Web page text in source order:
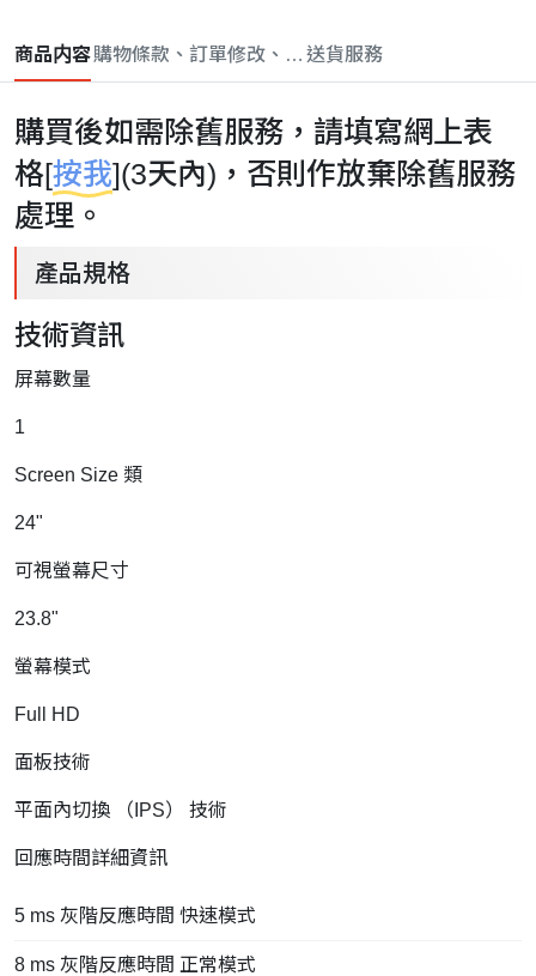
商品内容購物條款、訂單修改、取消與退款政策
送貨服務
購買後如需除舊服務，請填寫網上表
格[按我](3天內)，否則作放棄除舊服務
處理。
產品規格
技術資訊
屏幕數量
1
Screen Size 類
24"
可視螢幕尺寸
23.8"
螢幕模式
Full HD
面板技術
平面內切換 （IPS） 技術
回應時間詳細資訊
5 ms 灰階反應時間 快速模式
8 ms 灰階反應時間 正常模式